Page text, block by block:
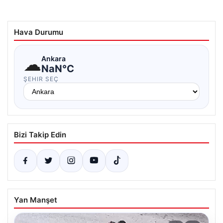
Hava Durumu
☁Ankara
NaN°C
ŞEHIR SEÇ
Bizi Takip Edin
Yan Manşet